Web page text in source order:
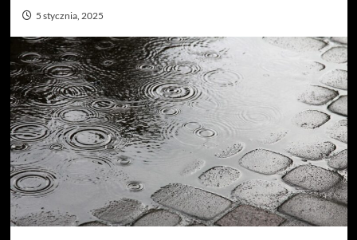
5 stycznia, 2025